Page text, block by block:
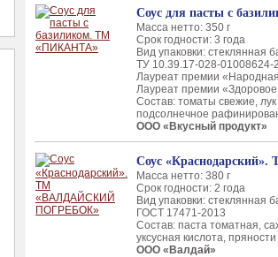
Соус для пасты с
Масса нетто: 350 г
Срок годности: 3 года
Вид упаковки: стеклянная
ТУ 10.39.17-028-01008624-
Лауреат премии
Лауреат премии
Состав: томаты свежие,
подсолнечное
ООО «Вкусный продукт»
Соус
Масса нетто: 380 г
Срок годности: 2 года
Вид упаковки: стеклянная
ГОСТ 17471-2013
Состав: паста томатная,
уксусная кислота, пряности
ООО «Валдай»